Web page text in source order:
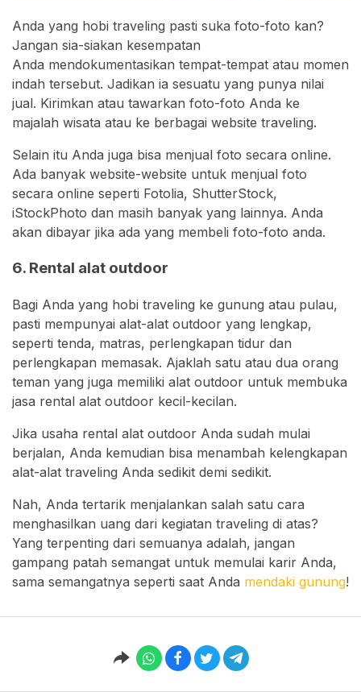
Anda yang hobi traveling pasti suka foto-foto kan?
Jangan sia-siakan kesempatan
Anda mendokumentasikan tempat-tempat atau momen
indah tersebut. Jadikan ia sesuatu yang punya nilai
jual. Kirimkan atau tawarkan foto-foto Anda ke
majalah wisata atau ke berbagai website traveling.
Selain itu Anda juga bisa menjual foto secara online.
Ada banyak website-website untuk menjual foto
secara online seperti Fotolia, ShutterStock,
iStockPhoto dan masih banyak yang lainnya. Anda
akan dibayar jika ada yang membeli foto-foto anda.
6. Rental alat outdoor
Bagi Anda yang hobi traveling ke gunung atau pulau,
pasti mempunyai alat-alat outdoor yang lengkap,
seperti tenda, matras, perlengkapan tidur dan
perlengkapan memasak. Ajaklah satu atau dua orang
teman yang juga memiliki alat outdoor untuk membuka
jasa rental alat outdoor kecil-kecilan.
Jika usaha rental alat outdoor Anda sudah mulai
berjalan, Anda kemudian bisa menambah kelengkapan
alat-alat traveling Anda sedikit demi sedikit.
Nah, Anda tertarik menjalankan salah satu cara
menghasilkan uang dari kegiatan traveling di atas?
Yang terpenting dari semuanya adalah, jangan
gampang patah semangat untuk memulai karir Anda,
sama semangatnya seperti saat Anda mendaki gunung!